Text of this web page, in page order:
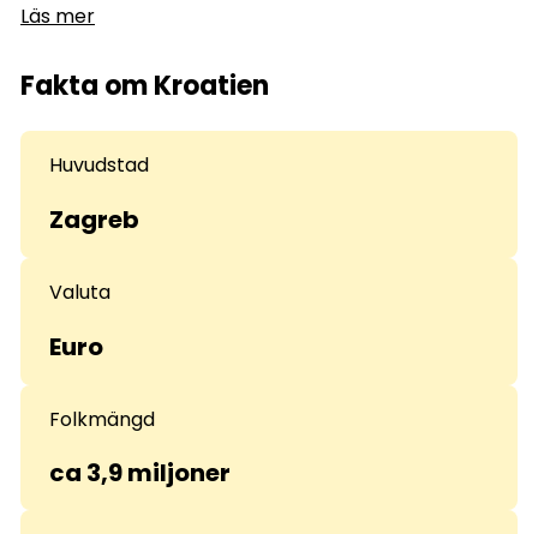
Läs mer
Fakta om Kroatien
Huvudstad
Zagreb
Valuta
Euro
Folkmängd
ca 3,9 miljoner